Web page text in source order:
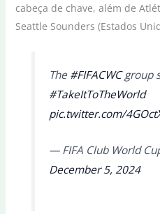
cabeça de chave, além de
Seattle Sounders (Estados
The#FIFACWCgroup
#TakeItToTheWorld
pic.twitter.com/
— FIFA Club World
December 5, 2024